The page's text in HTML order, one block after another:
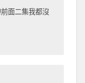
面二集我都沒